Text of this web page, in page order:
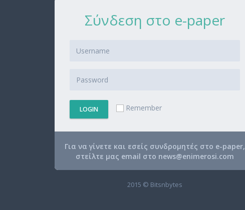
Σύνδεση στο e-paper
LOGIN Remember
Για να γίνετε και εσείς συνδρομητές στο e-paper,
στείλτε μας email στο news@enimerosi.com
2015 © Bitsnbytes